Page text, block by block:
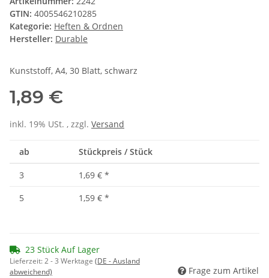
GTIN: 4005546210285
Kategorie: Heften & Ordnen
Hersteller: Durable
Kunststoff, A4, 30 Blatt, schwarz
1,89 €
inkl. 19% USt. , zzgl. Versand
ab Stückpreis / Stück
3 1,69 € *
5
1,59 € *
23 Stück Auf Lager
Lieferzeit:2 - 3 Werktage (DE - Ausland
abweichend)
Frage zum Artikel